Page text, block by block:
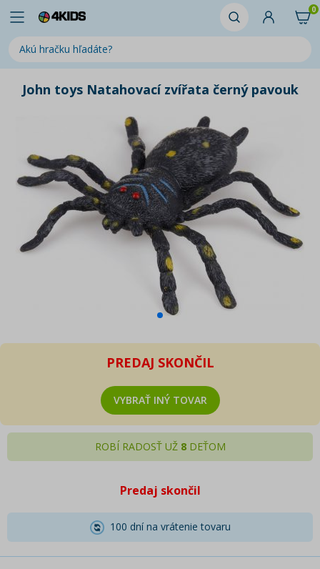
0
John toys Natahovací zvířata černý pavouk
PREDAJ SKONČIL
VYBRAŤ INÝ TOVAR
ROBÍ RADOSŤ UŽ 8DEŤOM
Predaj skončil
100 dní na vrátenie tovaru